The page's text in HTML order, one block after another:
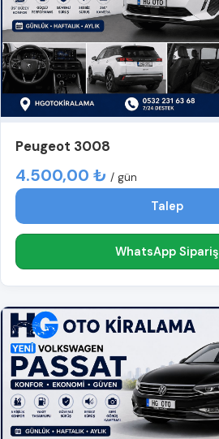
Peugeot 3008
4.500,00 ₺ / gün
Talep
WhatsApp Sipariş